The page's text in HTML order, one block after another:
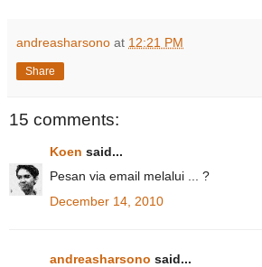
andreasharsono at 12:21 PM
Share
15 comments:
Koen said...
Pesan via email melalui ... ?
December 14, 2010
andreasharsono said...